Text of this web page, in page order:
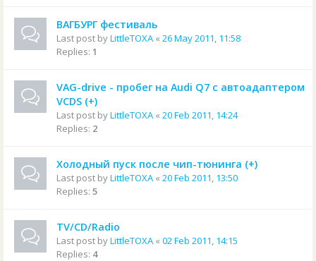
ВАГБУРГ фестиваль
Last post byLittleTOXA « 26 May 2011, 11:58
Replies: 1
VAG-drive - пробег на Audi Q7 с автоадаптером
VCDS (+)
Last post byLittleTOXA « 20 Feb 2011, 14:24
Replies: 2
Холодный пуск после чип-тюнинга (+)
Last post byLittleTOXA « 20 Feb 2011, 13:50
Replies: 5
TV/CD/Radio
Last post byLittleTOXA « 02 Feb 2011, 14:15
Replies: 4